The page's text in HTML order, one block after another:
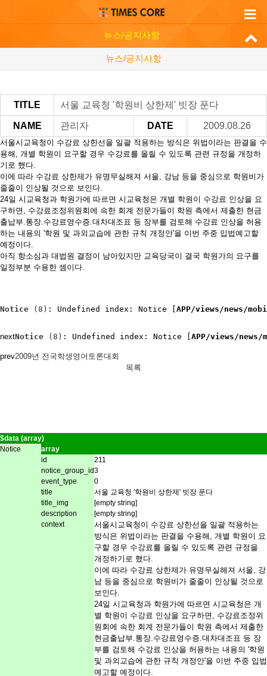
뉴스/공지사항
뉴스/공지사항
TITLE 서울 교육청 '학원비 상한제' 빗장 푼다
NAME 관리자 DATE 2009.08.26
서울시교육청이 수강료 상한선을 일괄 적용하는 방식은 위법이라는 판결을 수
용해, 개별 학원이 요구할 경우 수강료를 올릴 수 있도록 관련 규정을 개정하
기로 했다.
이에 따라 수강료 상한제가 유명무실해져 서울, 강남 등을 중심으로 학원비가
줄줄이 인상될 것으로 보인다.
24일 시교육청과 학원가에 따르면 시교육청은 개별 학원이 수강료 인상을 요
구하면, 수강료조정위원회에 속한 회계 전문가들이 학원 측에서 제출한 현금
출납부.통장.수강료영수증.대차대조표 등 장부를 검토해 수강료 인상을 허용
하는 내용의 '학원 및 과외교습에 관한 규칙 개정안'을 이번 주중 입법예고할
예정이다.
아직 항소심과 대법원 결정이 남아있지만 교육당국이 결국 학원가의 요구를
일정부분 수용한 셈이다.
Notice (8) : Undefined index: Notice [ APP/views/news/
nextNotice (8) : Undefined index: Notice [ APP/views/
prev2009년 전국학생영어토론대회
목록
$data (array)
Notice
array
id
211
notice_group_id3
event_type
0
title
서울 교육청 '학원비 상한제' 빗장 푼다
title_img
[empty string]
description
[empty string]
context
서울시교육청이 수강료 상한선을 일괄 적용하는
방식은 위법이라는 판결을 수용해, 개별 학원이 요
구할 경우 수강료를 올릴 수 있도록 관련 규정을
개정하기로 했다.
이에 따라 수강료 상한제가 유명무실해져 서울, 강
남 등을 중심으로 학원비가 줄줄이 인상될 것으로
보인다.
24일 시교육청과 학원가에 따르면 시교육청은 개
별 학원이 수강료 인상을 요구하면, 수강료조정위
원회에 속한 회계 전문가들이 학원 측에서 제출한
현금출납부.통장.수강료영수증.대차대조표 등 장
부를 검토해 수강료 인상을 허용하는 내용의 '학원
및 과외교습에 관한 규칙 개정안'을 이번 주중 입법
예고할 예정이다.